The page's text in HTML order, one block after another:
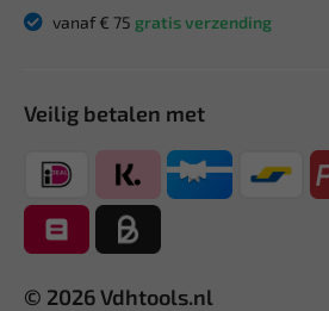
vanaf € 75 gratis verzending
Veilig betalen met
© 2026 Vdhtools.nl